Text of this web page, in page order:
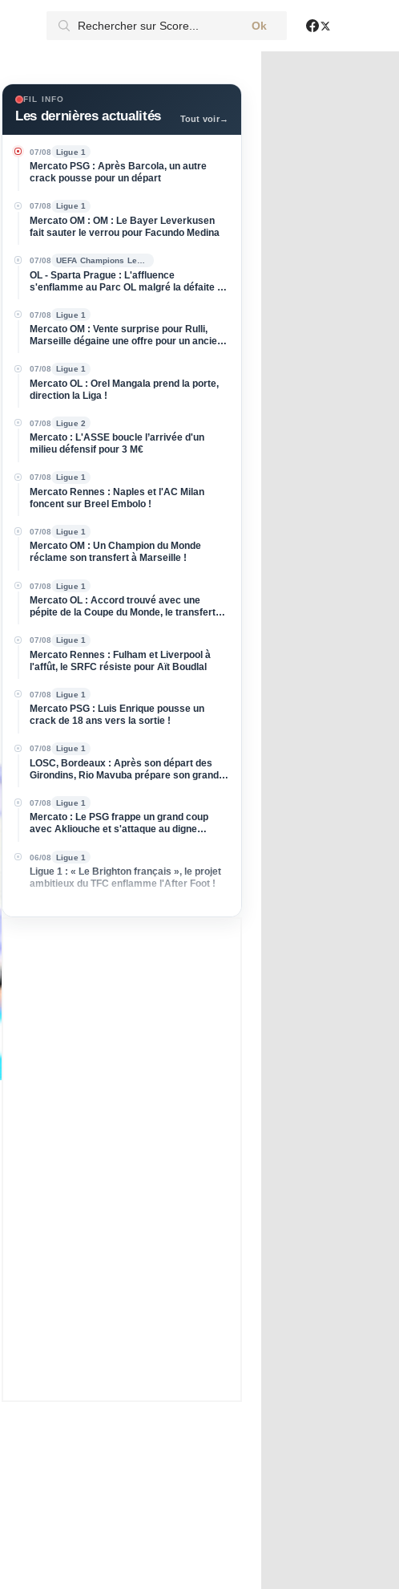
Ok
FIL INFO
Les dernières actualités Tout voir→
07/08 Ligue 1
Mercato PSG : Après Barcola, un autre
crack pousse pour un départ
07/08 Ligue 1
Mercato OM : OM : Le Bayer Leverkusen
fait sauter le verrou pour Facundo Medina
07/08
OL - Sparta Prague : L'affluence
s'enflamme au Parc OL malgré la défaite à
07/08 Ligue 1
Mercato OM : Vente surprise pour Rulli,
Marseille dégaine une offre pour un ancien
07/08 Ligue 1
Mercato OL : Orel Mangala prend la porte,
direction la Liga !
07/08 Ligue 2
Mercato : L'ASSE boucle l’arrivée d'un
milieu défensif pour 3 M€
07/08 Ligue 1
Mercato Rennes : Naples et l'AC Milan
foncent sur Breel Embolo !
07/08 Ligue 1
Mercato OM : Un Champion du Monde
réclame son transfert à Marseille !
07/08 Ligue 1
Mercato OL : Accord trouvé avec une
pépite de la Coupe du Monde, le transfert
07/08 Ligue 1
Mercato Rennes : Fulham et Liverpool à
l'affût, le SRFC résiste pour Aït Boudlal
07/08 Ligue 1
Mercato PSG : Luis Enrique pousse un
crack de 18 ans vers la sortie !
07/08 Ligue 1
LOSC, Bordeaux : Après son départ des
Girondins, Rio Mavuba prépare son grand
07/08 Ligue 1
Mercato : Le PSG frappe un grand coup
avec Akliouche et s'attaque au digne
06/08 Ligue 1
Ligue 1 : « Le Brighton français », le projet
ambitieux du TFC enflamme l'After Foot !